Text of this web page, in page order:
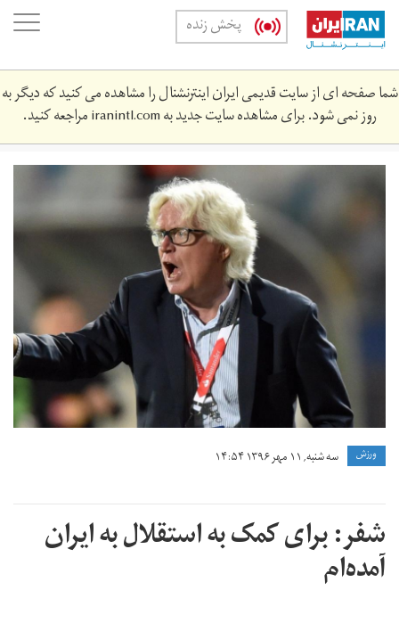
Skip
main
content
پخش زنده
شما صفحه ای از سایت قدیمی ایران اینترنشنال را مشاهده می کنید که دیگر به
روز نمی شود. برای مشاهده سایت جدید بهiranintl.comمراجعه کنید.
bec0d479-
2aae-
11e5-
acef-
f80f41fc6a62.jpg
ورزش سه شنبه, ۱۱ مهر ۱۳۹۶ ۱۴:۵۴
شفر: برای کمک به استقلال به ایران
آمده‌ام